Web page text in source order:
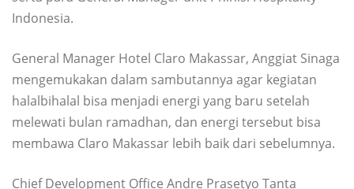
Indonesia.
General Manager Hotel Claro Makassar, Anggiat Sinaga
mengemukakan dalam sambutannya agar kegiatan
halalbihalal bisa menjadi energi yang baru setelah
melewati bulan ramadhan, dan energi tersebut bisa
membawa Claro Makassar lebih baik dari sebelumnya.
Chief Development Office Andre Prasetyo Tanta